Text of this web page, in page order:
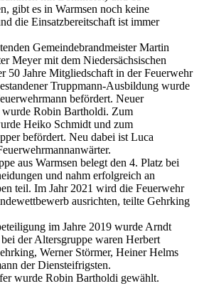
gibt es in Warmsen noch keine
die Einsatzbereitschaft ist immer
Gemeindebrandmeister Martin
Meyer mit dem Niedersächsischen
50 Jahre Mitgliedschaft in der Feuerwehr
Truppmann-Ausbildung wurde
befördert. Neuer
wurde Robin Bartholdi. Zum
Heiko Schmidt und zum
befördert. Neu dabei ist Luca
aus Warmsen belegt den 4. Platz bei
und nahm erfolgreich an
teil. Im Jahr 2021 wird die Feuerwehr
ausrichten, teilte Gehrking
im Jahre 2019 wurde Arndt
der Altersgruppe waren Herbert
Werner Störmer, Heiner Helms
der Diensteifrigsten.
wurde Robin Bartholdi gewählt.